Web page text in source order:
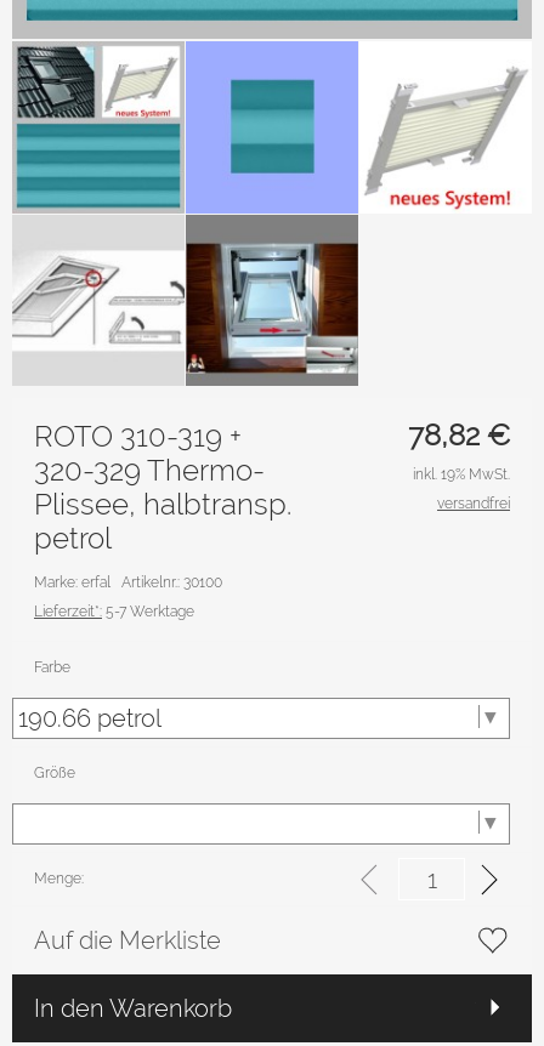
78,82 €
ROTO 310-319 +
320-329 Thermo-
Plissee, halbtransp.
petrol
Marke: erfal Artikelnr.: 30100
Lieferzeit*: 5-7 Werktage
inkl. 19% MwSt.
versandfrei
Farbe
Größe
Menge:
Auf die Merkliste
In den Warenkorb